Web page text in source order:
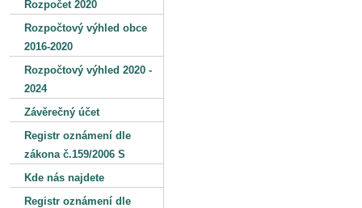
Rozpočet 2020
Rozpočtový výhled obce
2016-2020
Rozpočtový výhled 2020 -
2024
Závěrečný účet
Registr oznámení dle
zákona č.159/2006 S
Kde nás najdete
Registr oznámení dle